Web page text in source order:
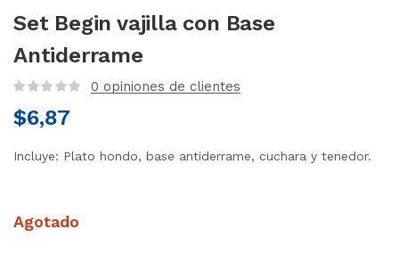
Set Begin vajilla con Base
Antiderrame
0 opiniones de clientes
$6,87
Incluye: Plato hondo, base antiderrame, cuchara y tenedor.
Agotado